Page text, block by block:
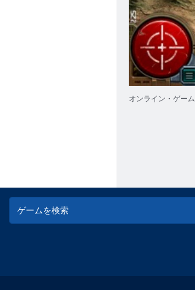
オンライン・ゲーム